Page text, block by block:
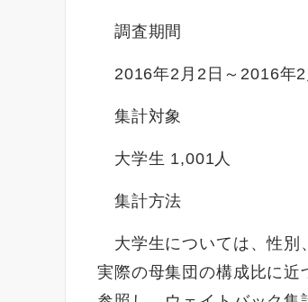
調査期間
2016年2月2日～2016年2
集計対象
大学生 1,001人
集計方法
大学生については、性別
実際の母集団の構成比に近